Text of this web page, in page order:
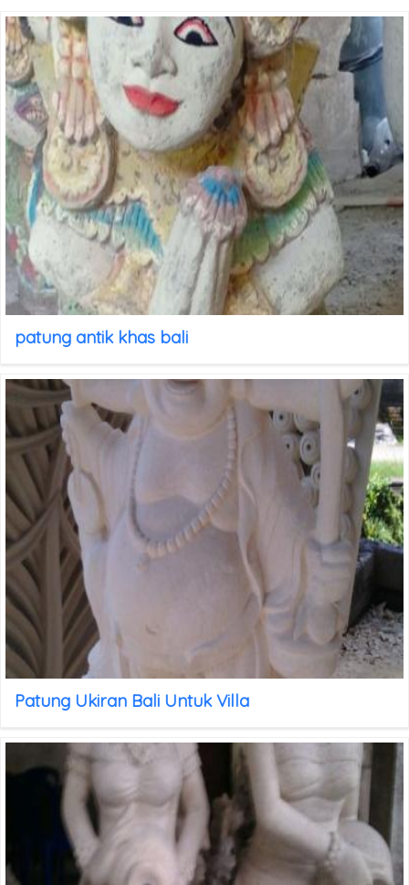
patung antik khas bali
Patung Ukiran Bali Untuk Villa